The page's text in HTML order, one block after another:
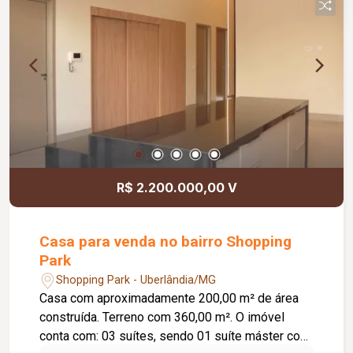
inclusa no condomínio, zelador e limpeza das
áreas comuns, copa, DML (Depósito de Material
de segurança e internet disponível. Como
diferencial, existe a possibilidade de ampliação
da área da sala, conforme a necessidade do
locatário. Entre em contato para mais
informações e agende uma visita.
R$ 2.200.000,00 V
Casa para venda no bairro Shopping
Park
Shopping Park - Uberlândia/MG
Casa com aproximadamente 200,00 m² de área
construída. Terreno com 360,00 m². O imóvel
conta com: 03 suítes, sendo 01 suíte máster com